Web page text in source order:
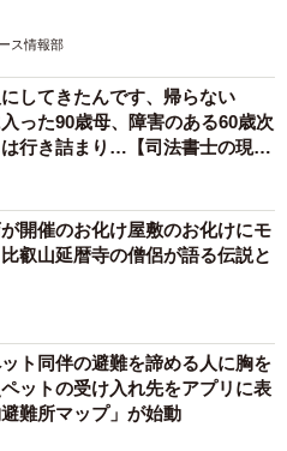
ス情報部
にしてきたんです、帰らない
った90歳母、障害のある60歳次
行き詰まり…【司法書士の現場
開催のお化け屋敷のお化けにモ
叡山延暦寺の僧侶が語る伝説と
ト同伴の避難を諦める人に胸を
トの受け入れ先をアプリに表
難所マップ」が始動